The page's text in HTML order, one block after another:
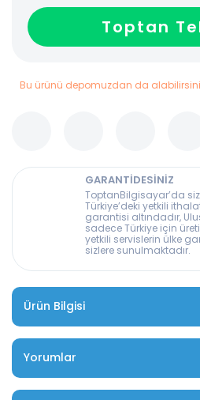
Toptan
Bu ürünü depomuzdan da
GARANTİDESİNİZ
ToptanBilgisayar’da
Türkiye’deki yetkili
garantisi altındadır,
sadece Türkiye için
yetkili servislerin ülke
sizlere sunulmaktadır.
Ürün Bilgisi
Yorumlar